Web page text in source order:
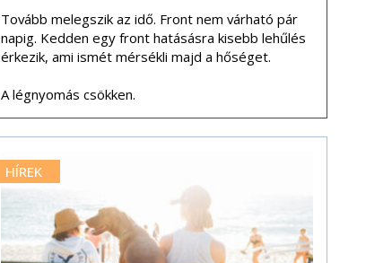
Tovább melegszik az idő. Front nem várható pár
napig. Kedden egy front hatásásra kisebb lehűlés
érkezik, ami ismét mérsékli majd a hőséget.
A légnyomás csökken.
HÍREK